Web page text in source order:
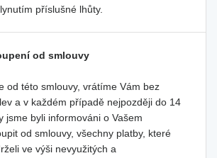
příslušné lhůty.
od smlouvy
od této smlouvy, vrátíme Vám bez
a v každém případě nejpozději do 14
jsme byli informováni o Vašem
od smlouvy, všechny platby, které
ve výši nevyužitých a